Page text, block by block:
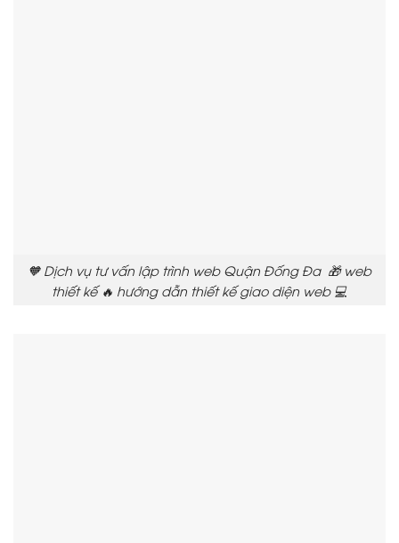
🧡 Dịch vụ tư vấn lập trình web Quận Đống Đa 🎁 web
thiết kế 🔥 hướng dẫn thiết kế giao diện web 💻